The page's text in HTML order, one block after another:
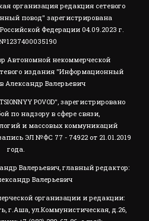
организация редакция сетевого
повод" зарегистрирована
Федерации 04.09.2023 г.
Автономной некоммерческой
издания "Информационный
Александр Валерьевич
POVOD", зарегистрировано
по надзору в сфере связи,
и массовых коммуникаций
ЭЛ №ФС 77 - 74922 от 21.01.2019
года.
Валерьевич, главный редактор:
Валерьевич
организации и редакции:
г.Аша, ул.Коммунистическая, д.26,